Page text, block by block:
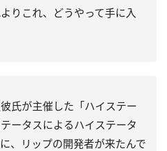
りこれ、どうやって手に入
氏が主催した「ハイステー
ータスによるハイステータ
、リップの開発者が来たんで